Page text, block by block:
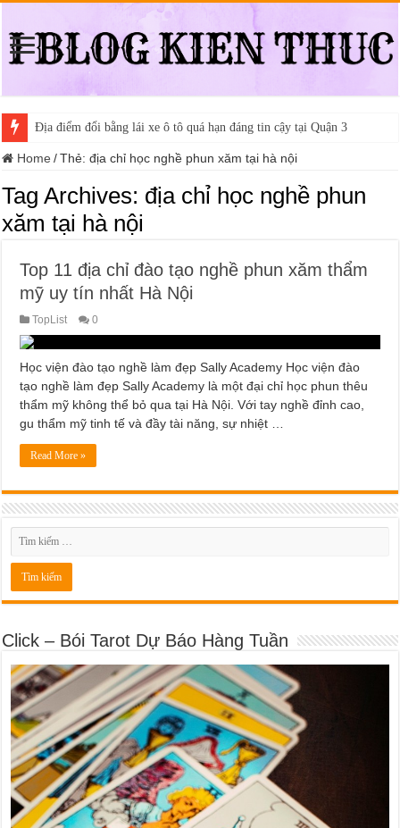
Địa điểm đổi bằng lái xe ô tô quá hạn đáng tin cậy tại Quận 3
Home / Thẻ:địa chỉ học nghề phun xăm tại hà nội
Tag Archives: địa chỉ học nghề phun
xăm tại hà nội
Top 11 địa chỉ đào tạo nghề phun xăm thẩm
mỹ uy tín nhất Hà Nội
TopList 0
Học viện đào tạo nghề làm đẹp Sally Academy Học viện đào
tạo nghề làm đẹp Sally Academy là một đại chỉ học phun thêu
thẩm mỹ không thể bỏ qua tại Hà Nội. Với tay nghề đỉnh cao,
gu thẩm mỹ tinh tế và đầy tài năng, sự nhiệt …
Read More »
Click – Bói Tarot Dự Báo Hàng Tuần